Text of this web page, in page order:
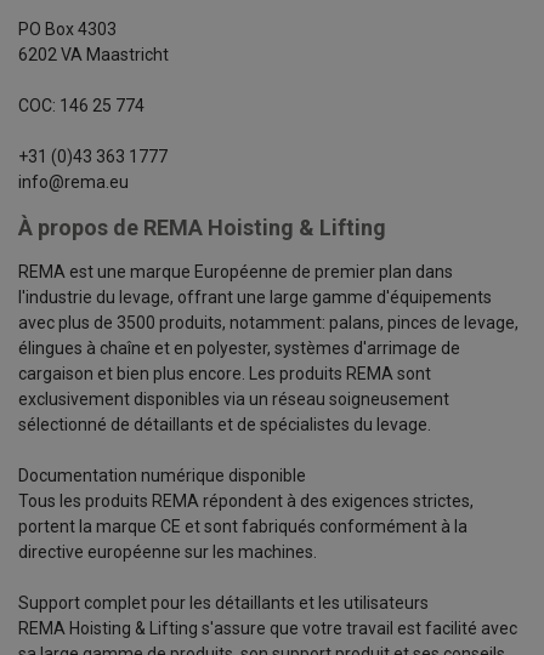
PO Box 4303
6202 VA Maastricht
COC: 146 25 774
+31 (0)43 363 1777
info@rema.eu
À propos de REMA Hoisting & Lifting
REMA est une marque Européenne de premier plan dans
l'industrie du levage, offrant une large gamme d'équipements
avec plus de 3500 produits, notamment: palans, pinces de levage,
élingues à chaîne et en polyester, systèmes d'arrimage de
cargaison et bien plus encore. Les produits REMA sont
exclusivement disponibles via un réseau soigneusement
sélectionné de détaillants et de spécialistes du levage.
Documentation numérique disponible
Tous les produits REMA répondent à des exigences strictes,
portent la marque CE et sont fabriqués conformément à la
directive européenne sur les machines.
Support complet pour les détaillants et les utilisateurs
REMA Hoisting & Lifting s'assure que votre travail est facilité avec